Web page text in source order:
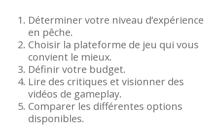
Déterminer votre niveau d’expérience
en pêche.
Choisir la plateforme de jeu qui vous
convient le mieux.
Définir votre budget.
Lire des critiques et visionner des
vidéos de gameplay.
Comparer les différentes options
disponibles.